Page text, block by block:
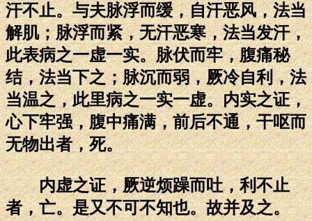
汗不止。与夫脉浮而缓，自汗恶风，法当
解肌；脉浮而紧，无汗恶寒，法当发汗，
此表病之一虚一实。脉伏而牢，腹痛秘
结，法当下之；脉沉而弱，厥冷自利，法
当温之，此里病之一实一虚。内实之证，
心下牢强，腹中痛满，前后不通，干呕而
无物出者，死。
内虚之证，厥逆烦躁而吐，利不止
者，亡。是又不可不知也。故并及之。